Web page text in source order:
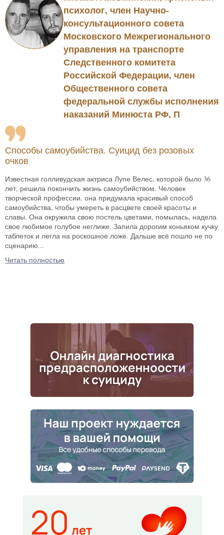
психолог, член Научно-
консультационного совета
Московского Межрегионального
управления на транспорте
Следственного комитета
Российской Федерации, член
Общественного совета
федеральной службы исполнения
наказаний Минюста РФ, П
Способы самоубийства. Суицид без розовых
очков
Известная голливудская актриса Лупе Велес, которой было 36
лет, решила покончить жизнь самоубийством. Человек
творческой профессии, она придумала красивый способ
самоубийства, чтобы умереть в расцвете своей красоты и
славы. Она окружила свою постель цветами, помылась, надела
свое любимое голубое неглиже. Запила дорогим коньяком кучку
таблеток и легла на роскошное ложе. Дальше всё пошло не по
сценарию...
Читать полностью